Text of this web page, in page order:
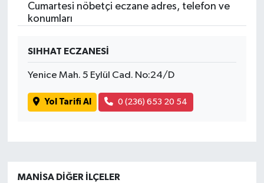
Cumartesi nöbetçi eczane adres, telefon ve
konumları
SIHHAT ECZANESİ
Yenice Mah. 5 Eylül Cad. No:24/D
Yol Tarifi Al 0 (236) 653 20 54
MANISA DIĞER İLÇELER